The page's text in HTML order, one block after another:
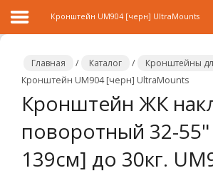
Главная
Каталог
Распродажа
Кронштейн UM904 [черн] UltraMounts
Главная / Каталог / Кронштейны
Кронштейн UM904 [черн] UltraMounts
Кронштейн ЖК
поворотный 32-55"
139см] до 30кг.